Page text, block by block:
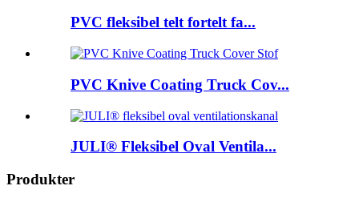
PVC fleksibel telt fortelt fa...
PVC Knive Coating Truck Cov...
JULI® Fleksibel Oval Ventila...
Produkter